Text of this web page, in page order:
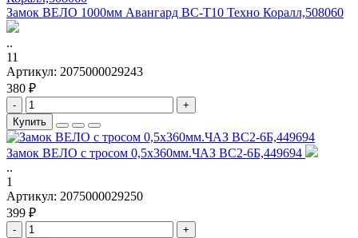
Замок ВЕЛО 1000мм Авангард BC-T10 Техно Коралл,508060
..
11
Артикул: 2075000029243
380 ₽
-
+
Купить
Замок ВЕЛО с тросом 0,5х360мм.ЧАЗ ВС2-6Б,449694
..
1
Артикул: 2075000029250
399 ₽
-
+